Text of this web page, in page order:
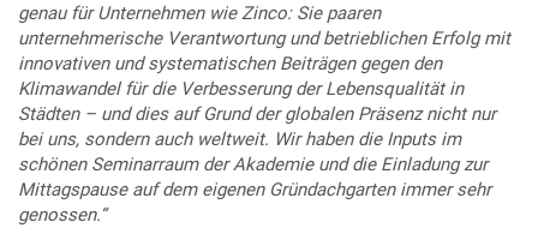
genau für Unternehmen wie Zinco: Sie paaren
unternehmerische Verantwortung und betrieblichen Erfolg mit
innovativen und systematischen Beiträgen gegen den
Klimawandel für die Verbesserung der Lebensqualität in
Städten – und dies auf Grund der globalen Präsenz nicht nur
bei uns, sondern auch weltweit. Wir haben die Inputs im
schönen Seminarraum der Akademie und die Einladung zur
Mittagspause auf dem eigenen Gründachgarten immer sehr
genossen.“